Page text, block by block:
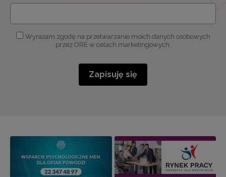
Wyrażam zgodę na przetwarzanie moich danych osobowych
przez ORE w celach marketingowych.
Zapisuję się